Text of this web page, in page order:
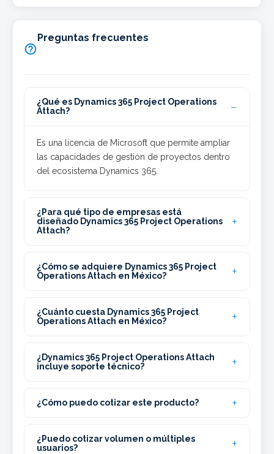

Preguntas frecuentes
¿Qué es Dynamics 365 Project Operations
Attach?
Es una licencia de Microsoft que permite ampliar
las capacidades de gestión de proyectos dentro
del ecosistema Dynamics 365.
¿Para qué tipo de empresas está
diseñado Dynamics 365 Project Operations
Attach?
¿Cómo se adquiere Dynamics 365 Project
Operations Attach en México?
¿Cuánto cuesta Dynamics 365 Project
Operations Attach en México?
¿Dynamics 365 Project Operations Attach
incluye soporte técnico?
¿Cómo puedo cotizar este producto?
¿Puedo cotizar volumen o múltiples
usuarios?